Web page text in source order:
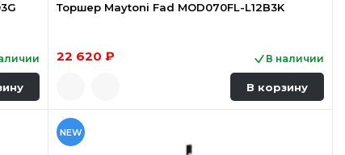
Торшер Maytoni Fad MOD070FL-L12B3K
22 620 ₽ В наличии
В корзину
NEW